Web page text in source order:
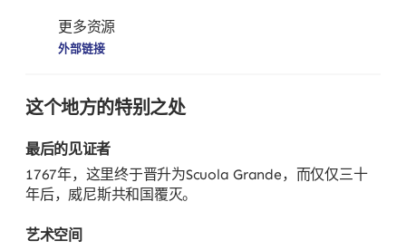
更多资源
外部链接
这个地方的特别之处
最后的见证者
1767年，这里终于晋升为Scuola Grande，而仅仅三十
年后，威尼斯共和国覆灭。
艺术空间